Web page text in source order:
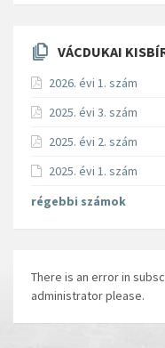
VÁCDUKAI
2026. évi 1. szám
2025. évi 3. szám
2025. évi 2. szám
2025. évi 1. szám
régebbi számok
There is an error in
administrator please.